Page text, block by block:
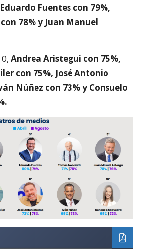
Fuentes con 79%,
78% y Juan Manuel
Andrea Aristegui con 75%,
con 75%, José Antonio
Núñez con 73% y Consuelo